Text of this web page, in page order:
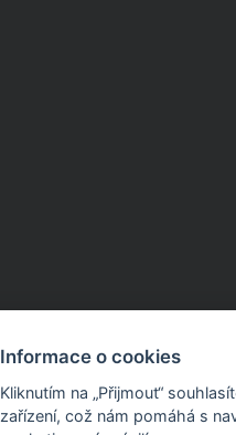
Informace o cookies
Kliknutím na „Přijmout“
zařízení, což nám pomáhá s